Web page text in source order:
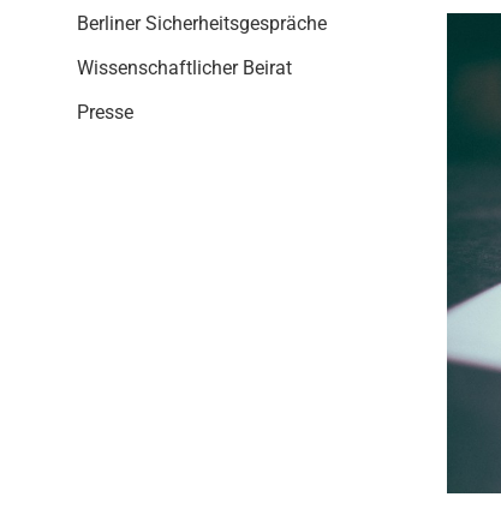
Berliner Sicherheitsgespräche
Wissenschaftlicher Beirat
Presse